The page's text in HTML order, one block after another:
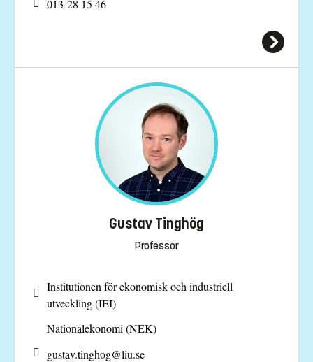
013-28 15 46
Gustav Tinghög
Professor
Institutionen för ekonomisk och industriell
utveckling (IEI)
Nationalekonomi (NEK)
gustav.tinghog@liu.se